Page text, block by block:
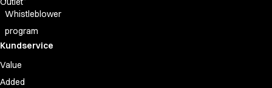
Whistleblower
program
Kundservice
Value
Added